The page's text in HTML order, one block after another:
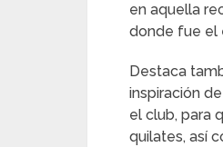
en aquella
donde fue el
Destaca
inspiración
el club, para
quilates, así